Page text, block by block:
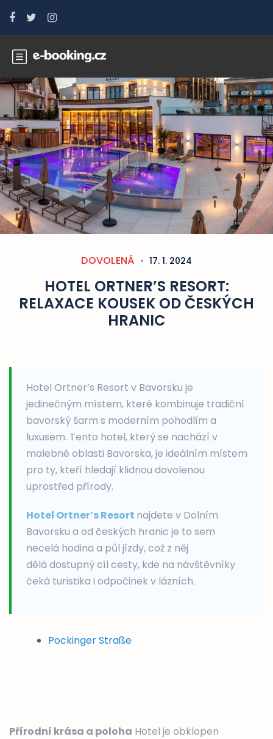
DOVOLENÁ 17. 1. 2024
HOTEL ORTNER’S RESORT:
RELAXACE KOUSEK OD ČESKÝCH
HRANIC
Hotel Ortner’s Resort v Bavorsku je
jedinečným místem, které kombinuje tradiční
bavorský šarm s moderním pohodlím a
luxusem. Tento hotel, který se nachází v
malebné oblasti Bavorska, je ideálním místem
pro ty, kteří hledají klidnou dovolenou
uprostřed přírody.
Hotel Ortner’s Resort najdete v Dolním
Bavorsku a od českých hranic je to sem
necelá hodina a půl jízdy, což z něj
dělá dostupný cíl cesty, kde na návštěvníky
čeká turistika i odpočinek v lázních.
Pockinger Straße
Přírodní krása a poloha Hotel je obklopen